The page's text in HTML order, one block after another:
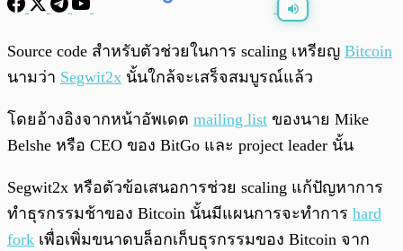
0:00
Source code สำหรับตัวช่วยในการ scaling เหรียญ Bitcoin
นามว่า Segwit2x นั้นใกล้จะเสร็จสมบูรณ์แล้ว
โดยอ้างอิงจากหน้าอัพเดต mailing list ของนาย Mike
Belshe หรือ CEO ของ BitGo และ project leader นั้น
Segwit2x หรือตัวข้อเสนอการช่วย scaling แก้ปัญหาการ
ทำธุรกรรมช้าของ Bitcoin นั้นมีแผนการจะทำการ hard
fork เพื่อเพิ่มขนาดบล็อกเก็บธุรกรรมของ Bitcoin จาก